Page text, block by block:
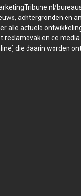
achtergronden en
alle actuele
reclamevak en de
die daarin worden